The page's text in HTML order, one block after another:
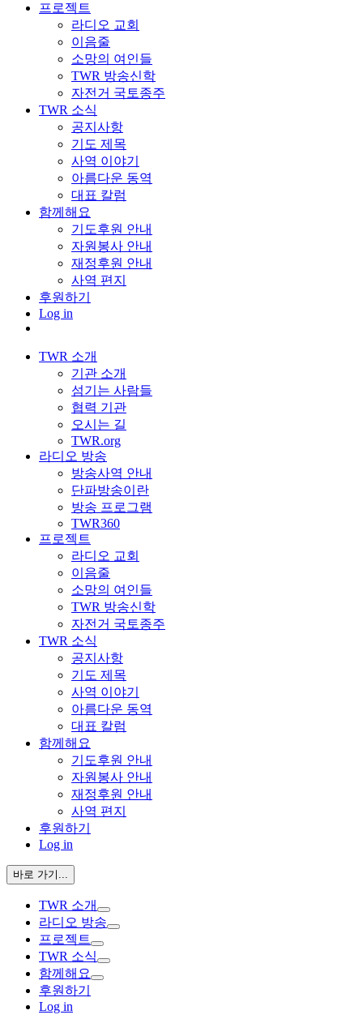
프로젝트
라디오 교회
이음줄
소망의 여인들
TWR 방송신학
자전거 국토종주
TWR 소식
공지사항
기도 제목
사역 이야기
아름다운 동역
대표 칼럼
함께해요
기도후원 안내
자원봉사 안내
재정후원 안내
사역 편지
후원하기
Log in
TWR 소개
기관 소개
섬기는 사람들
협력 기관
오시는 길
TWR.org
라디오 방송
방송사역 안내
단파방송이란
방송 프로그램
TWR360
프로젝트
라디오 교회
이음줄
소망의 여인들
TWR 방송신학
자전거 국토종주
TWR 소식
공지사항
기도 제목
사역 이야기
아름다운 동역
대표 칼럼
함께해요
기도후원 안내
자원봉사 안내
재정후원 안내
사역 편지
후원하기
Log in
바로 가기...
TWR 소개
라디오 방송
프로젝트
TWR 소식
함께해요
후원하기
Log in